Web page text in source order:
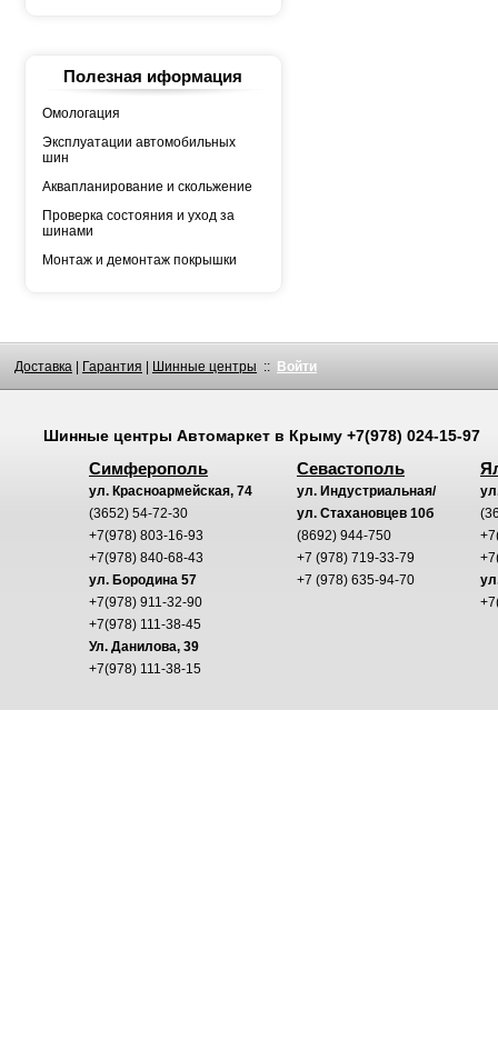
Росава
Полезная иформация
Омологация
Эксплуатации автомобильных
шин
Аквапланирование и скольжение
Проверка состояния и уход за
шинами
Монтаж и демонтаж покрышки
Доставка Гарантия Шинные центры :: Войти
Шинные центры Автомаркетв Крыму +7(978) 024-15-97
Симферополь
ул. Красноармейская, 74
(3652) 54-72-30
+7(978) 803-16-93
+7(978) 840-68-43
ул. Бородина 57
+7(978) 911-32-90
+7(978) 111-38-45
Ул. Данилова, 39
+7(978) 111-38-15
Севастополь
ул. Индустриальная/
ул. Стахановцев 10б
(8692) 944-750
+7 (978) 719-33-79
+7 (978) 635-94-70